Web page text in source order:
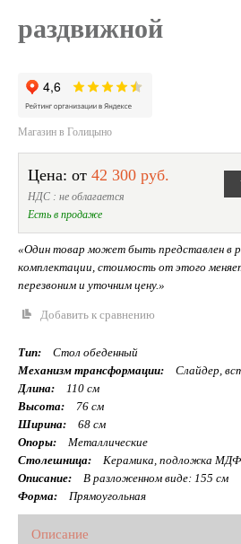
раздвижной
Магазин в Голицыно
Цена: от 42 300 руб.
НДС : не облагается
Есть в продаже
«Один товар может быть представлен в
комплектации, стоимость от этого
перезвоним и уточним цену.»
Добавить к сравнению
Тип:
Стол обеденный
Механизм трансформации:
Слайдер,
Длина:
110 см
Высота:
76 см
Ширина:
68 см
Опоры:
Металлические
Столешница:
Керамика, подложка МДФ
Описание:
В разложенном виде: 155 см
Форма:
Прямоугольная
Описание